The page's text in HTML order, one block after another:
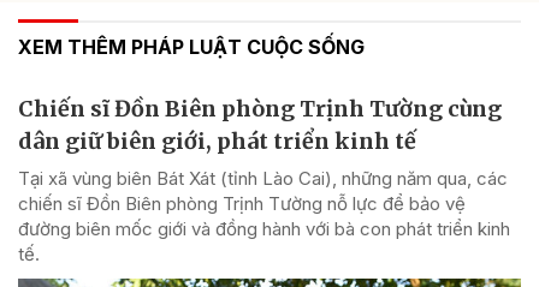
XEM THÊM PHÁP LUẬT CUỘC SỐNG
Chiến sĩ Đồn Biên phòng Trịnh Tường cùng
dân giữ biên giới, phát triển kinh tế
Tại xã vùng biên Bát Xát (tỉnh Lào Cai), những năm qua, các
chiến sĩ Đồn Biên phòng Trịnh Tường nỗ lực để bảo vệ
đường biên mốc giới và đồng hành với bà con phát triển kinh
tế.